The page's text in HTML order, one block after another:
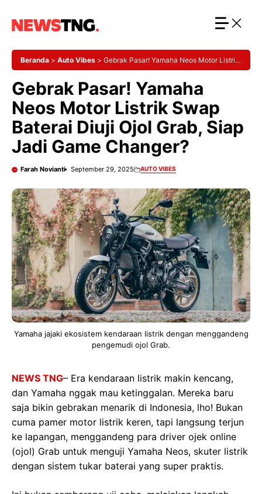
Beranda > Auto Vibes > Gebrak Pasar! Yamaha Neos Motor Listrik
Gebrak Pasar! Yamaha
Neos Motor Listrik Swap
Baterai Diuji Ojol Grab, Siap
Jadi Game Changer?
Farah Novianti September 29, 2025 AUTO VIBES
Yamaha jajaki ekosistem kendaraan listrik dengan menggandeng
pengemudi ojol Grab.
NEWS TNG– Era kendaraan listrik makin kencang,
dan Yamaha nggak mau ketinggalan. Mereka baru
saja bikin gebrakan menarik di Indonesia, lho! Bukan
cuma pamer motor listrik keren, tapi langsung terjun
ke lapangan, menggandeng para driver ojek online
(ojol) Grab untuk menguji Yamaha Neos, skuter listrik
dengan sistem tukar baterai yang super praktis.